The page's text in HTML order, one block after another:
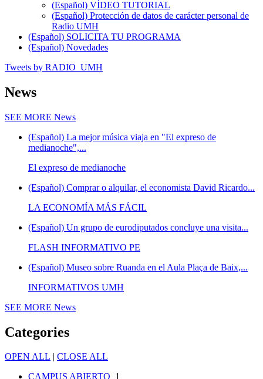
(Español) VÍDEO TUTORIAL
(Español) Protección de datos de carácter personal de
Radio UMH
(Español) SOLICITA TU PROGRAMA
(Español) Novedades
Tweets by RADIO_UMH
News
SEE MORE News
(Español) La mejor música viaja en "El expreso de
medianoche",...
El expreso de medianoche
(Español) Comprar o alquilar, el economista David Ricardo...
LA ECONOMÍA MÁS FÁCIL
(Español) Un grupo de eurodiputados concluye una visita...
FLASH INFORMATIVO PE
(Español) Museo sobre Ruanda en el Aula Plaça de Baix,...
INFORMATIVOS UMH
SEE MORE News
Categories
OPEN ALL | CLOSE ALL
CAMPUS ABIERTO 1